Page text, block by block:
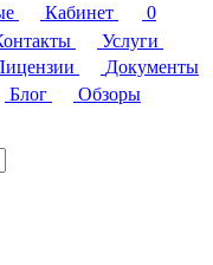
Кабинет
0
Услуги
Документы
Блог
Обзоры